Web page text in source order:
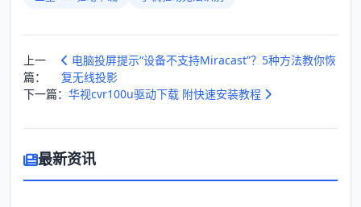
上一
篇：
电脑投屏提示“设备不支持Miracast”？5种方法教你恢
复无线投影
下一篇： 华视cvr100u驱动下载 附快速安装教程
最新资讯